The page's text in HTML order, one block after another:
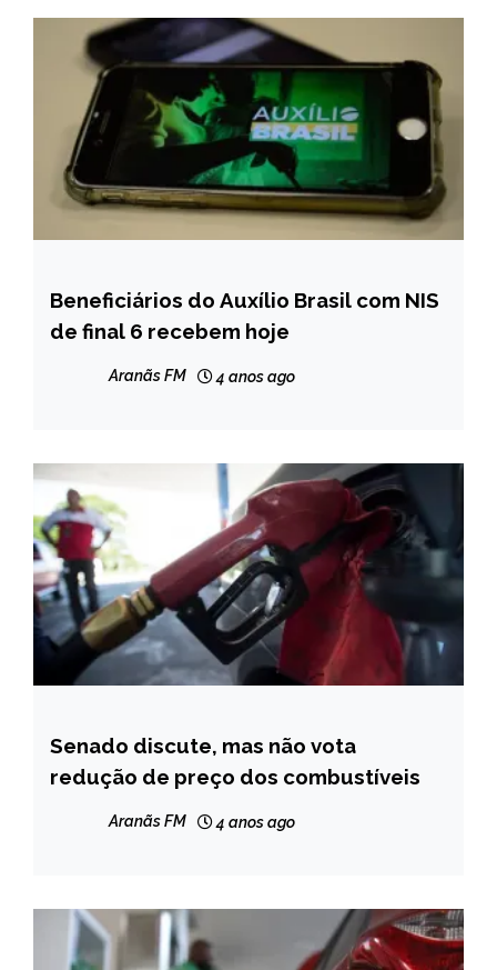
BRASIL
NOTÍCIAS
Beneficiários do Auxílio Brasil com NIS
de final 6 recebem hoje
Aranãs FM 4 anos ago
BRASIL
NOTÍCIAS
Senado discute, mas não vota
redução de preço dos combustíveis
Aranãs FM 4 anos ago